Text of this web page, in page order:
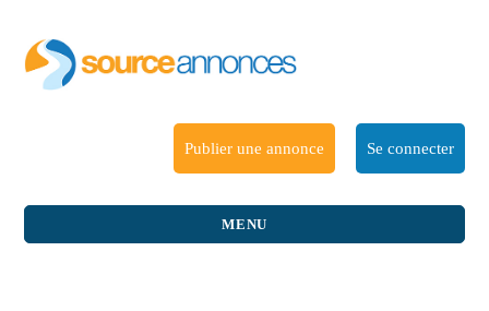
Publier une annonce Se connecter
MENU